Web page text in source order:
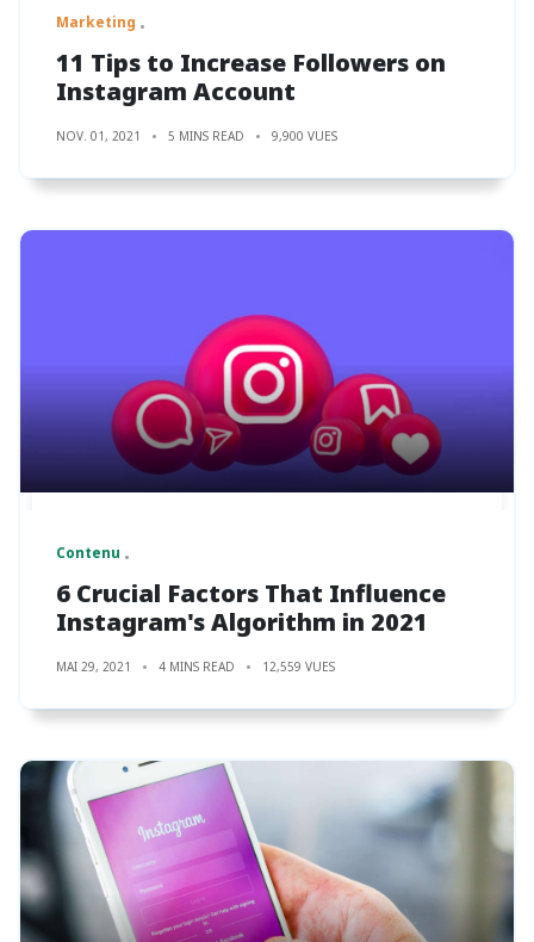
Marketing
11 Tips to Increase Followers on
Instagram Account
NOV. 01, 2021 5 MINS READ 9,900 VUES
Contenu
6 Crucial Factors That Influence
Instagram's Algorithm in 2021
MAI 29, 2021 4 MINS READ 12,559 VUES